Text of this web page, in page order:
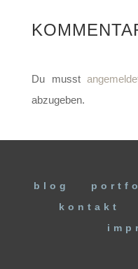
Du musst
abzugeben.
blog
kontakt